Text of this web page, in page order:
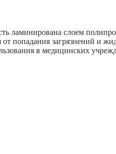
ламинирована слоем
попадания загрязнений и
в медицинских